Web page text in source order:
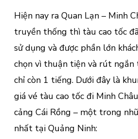
Hiện nay ra Quan Lạn – Minh
truyền thống thì tàu cao tốc
sử dụng và được phần lớn
chọn vì thuận tiện và rút ngắn
chỉ còn 1 tiếng. Dưới đây là
giá vé tàu cao tốc đi Minh
cảng Cái Rồng – một trong
nhất tại Quảng Ninh: